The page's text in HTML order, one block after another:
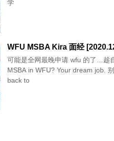
学
WFU MSBA Kira 面经
可能是全网最晚申请 wfu 的了…趁自
MSBA in WFU? Your dream job.
back to